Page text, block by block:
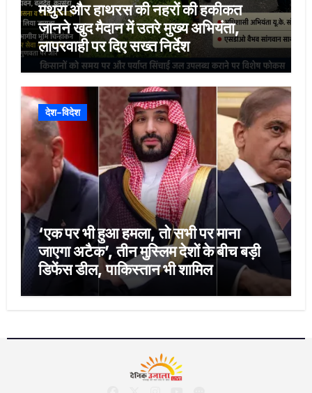
मथुरा और हाथरस की नहरों की हकीकत
जानने खुद मैदान में उतरे मुख्य अभियंता,
लापरवाही पर दिए सख्त निर्देश
देश-विदेश
‘एक पर भी हुआ हमला, तो सभी पर माना
जाएगा अटैक’, तीन मुस्लिम देशों के बीच बड़ी
डिफेंस डील, पाकिस्तान भी शामिल